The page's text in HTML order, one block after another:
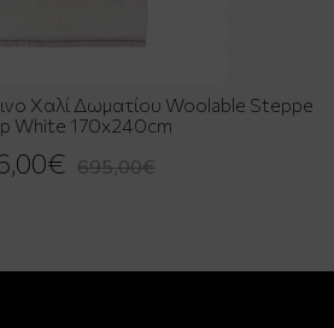
Χαλί Δωματίου Woolable Steppe
White 170x240cm
695,00€